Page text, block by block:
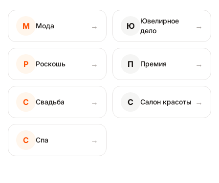
М Мода → Ю
Ювелирное
дело
→
Р Роскошь → П Премия →
С Свадьба → С Салон красоты →
С Спа →